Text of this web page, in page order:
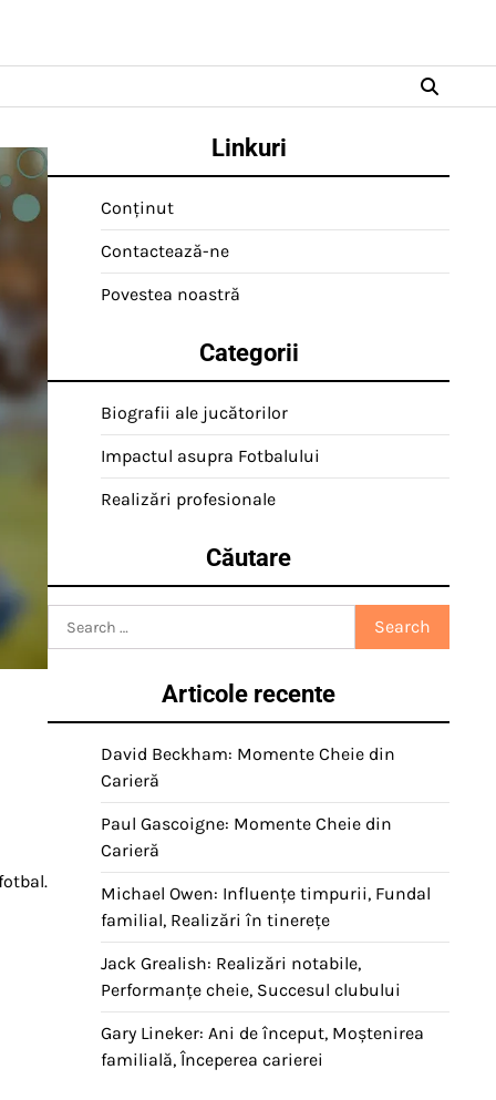
Linkuri
Conținut
Contactează-ne
Povestea noastră
Categorii
Biografii ale jucătorilor
Impactul asupra Fotbalului
Realizări profesionale
Căutare
for:
Articole recente
David Beckham: Momente Cheie din
Carieră
Paul Gascoigne: Momente Cheie din
Carieră
Michael Owen: Influențe timpurii, Fundal
familial, Realizări în tinerețe
Jack Grealish: Realizări notabile,
Performanțe cheie, Succesul clubului
Gary Lineker: Ani de început, Moștenirea
familială, Începerea carierei